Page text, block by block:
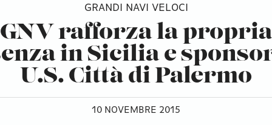
GRANDI NAVI VELOCI
GNV rafforza la propria
in Sicilia e
U.S. Città di Palermo
10 NOVEMBRE 2015